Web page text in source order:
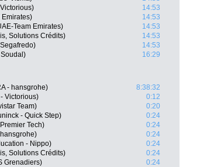
14:53
Emirates)
14:53
Team Emirates)
14:53
Solutions Crédits)
14:53
14:53
16:29
- hansgrohe)
8:38:32
Victorious)
0:12
Team)
0:20
- Quick Step)
0:24
Tech)
0:24
0:24
- Nippo)
0:24
Solutions Crédits)
0:24
Grenadiers)
0:24